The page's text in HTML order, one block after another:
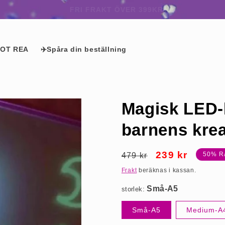
REA ✈️Spåra din beställning
Magisk
barnens
Ordinarie
pris
479 kr 239 kr 50%
Fraktberäknas i kassan.
storlek:
Små-A5 Medium-